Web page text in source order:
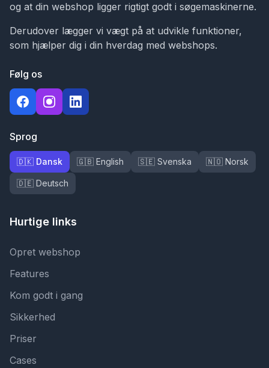
og at din webshop ligger rigtigt godt i søgemaskinerne.
Derudover lægger vi vægt på at udvikle funktioner,
som hjælper dig i din hverdag med webshops.
Følg os
Sprog
🇩🇰 Dansk 🇬🇧 English 🇸🇪 Svenska 🇳🇴 Norsk
🇩🇪 Deutsch
Hurtige links
Opret webshop
Features
Kom godt i gang
Sikkerhed
Priser
Cases